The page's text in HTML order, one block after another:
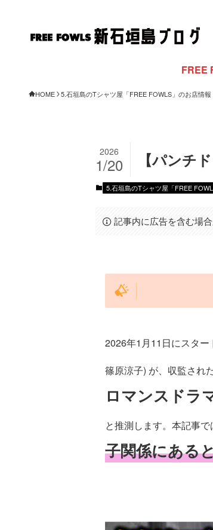
FREE FOWLSからのお
HOME 5.石垣島のTシャツ屋「FREE FOWLS」のお店情報
【パンチ
2026
1/20
5.石垣島のTシャツ屋「FREE
記事内に広告を含む場合
2026年1月11日にスタ
篠原涼子) が、収監され
ロマンスドラ
と推測します。本記事で
子関係にある